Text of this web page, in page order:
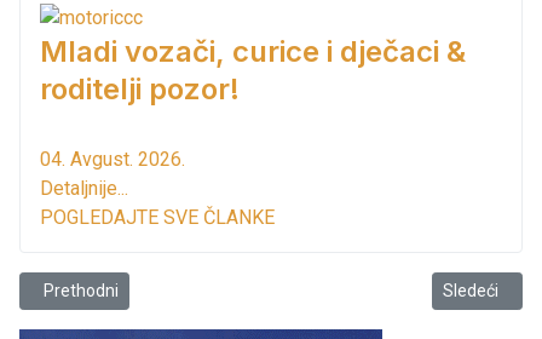
Mladi vozači, curice i dječaci &
roditelji pozor!
04. Avgust. 2026.
Detaljnije...
POGLEDAJTE SVE ČLANKE
Prethodni članak: Bar: Solarna rasvjeta na gatu Marine Bar
Prethodni Sledeći
Sledeći